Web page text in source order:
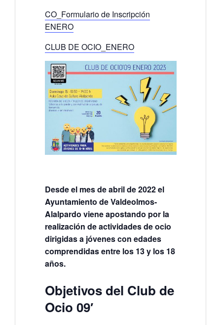
CO_Formulario de Inscripción
ENERO
CLUB DE OCIO_ENERO
Desde el mes de abril de 2022 el
Ayuntamiento de Valdeolmos-
Alalpardo viene apostando por la
realización de actividades de ocio
dirigidas a jóvenes con edades
comprendidas entre los 13 y los 18
años.
Objetivos del Club de
Ocio 09′